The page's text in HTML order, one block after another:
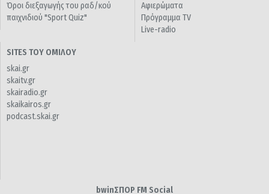
Όροι διεξαγωγής του ραδ/κού
παιχνιδιού "Sport Quiz"
Αφιερώματα
Πρόγραμμα TV
Live-radio
SITES ΤΟΥ ΟΜΙΛΟΥ
skai.gr
skaitv.gr
skairadio.gr
skaikairos.gr
podcast.skai.gr
bwinΣΠΟΡ FM Social